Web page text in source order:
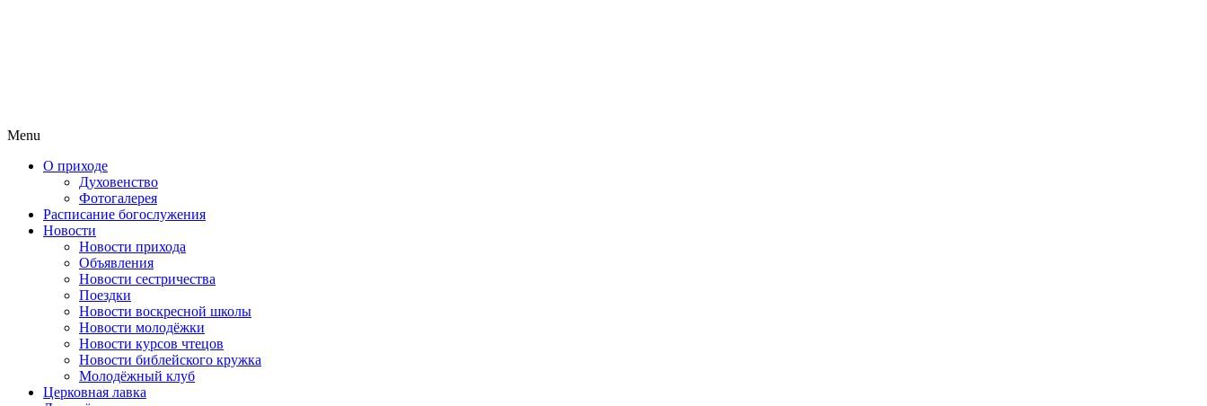
Menu
О приходе
Духовенство
Фотогалерея
Расписание богослужения
Новости
Новости прихода
Объявления
Новости сестричества
Поездки
Новости воскресной школы
Новости молодёжки
Новости курсов чтецов
Новости библейского кружка
Молодёжный клуб
Церковная лавка